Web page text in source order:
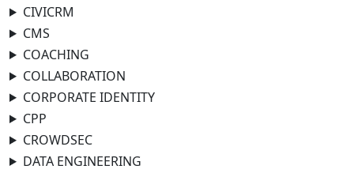
CIVICRM
CMS
COACHING
COLLABORATION
CORPORATE IDENTITY
CPP
CROWDSEC
DATA ENGINEERING